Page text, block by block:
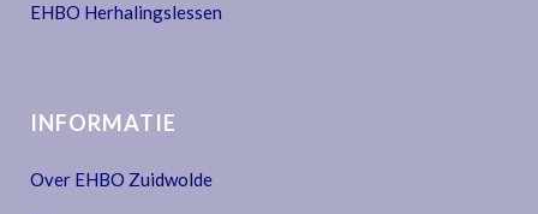
EHBO Herhalingslessen
INFORMATIE
Over EHBO Zuidwolde